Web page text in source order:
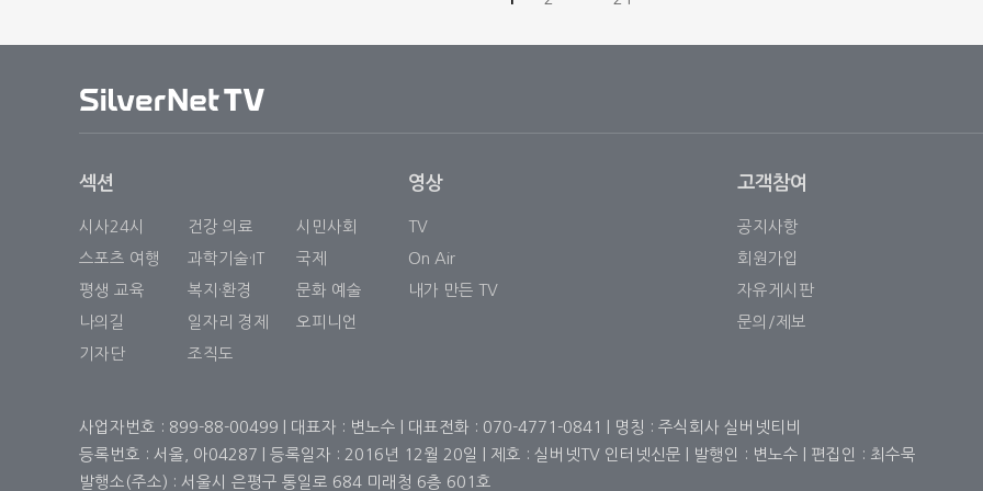
들을 포함한 고위험군의 예방접종 참여가 꾸준히 늘고 […]
비
게
섹션
시사24시 건강 의료
시민사회
스포츠 여행
과학기술·IT
국제
평생 교육
복지·환경
문화 예술
나의길
일자리 경제
오피니언
기자단
조직도
영상
TV
On Air
내가 만든 TV
고객참여
공지사항
회원가입
자유게시판
문의/제보
사업자번호 : 899-88-00499 | 대표자 : 변노수 | 대표전화 : 070-4771-0841 | 명칭 : 주식회사 실버넷티비
등록번호 : 서울, 아04287 | 등록일자 : 2016년 12월 20일 | 제호 : 실버넷TV 인터넷신문 | 발행인 : 변노수 | 편집인 : 최수묵
발행소(주소) : 서울시 은평구 통일로 684 미래청 6층 601호